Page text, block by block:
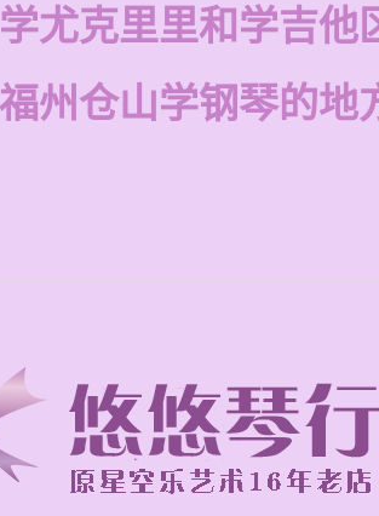
学尤克里里和学吉他
福州仓山学钢琴的地